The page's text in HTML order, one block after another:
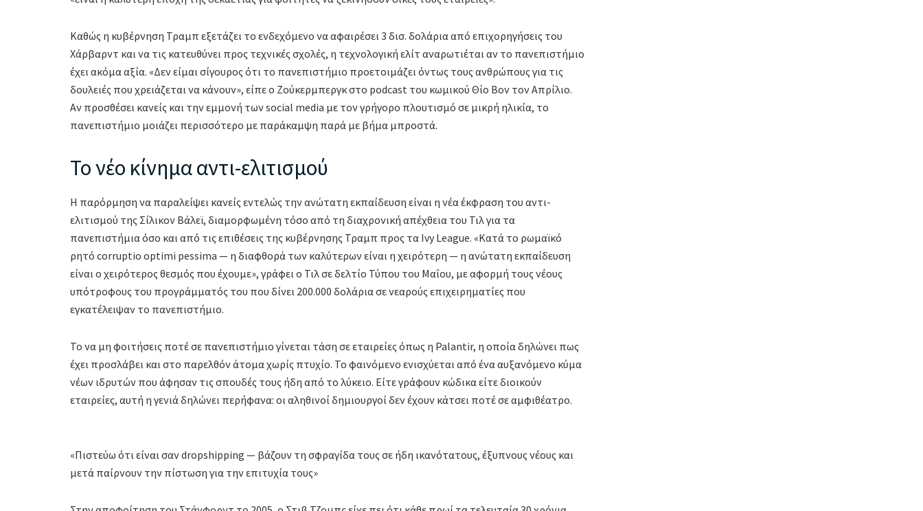
Καθώς η κυβέρνηση Τραμπ εξετάζει το ενδεχόμενο να αφαιρέσει 3 δισ. δολάρια από επιχορηγήσεις του
Χάρβαρντ και να τις κατευθύνει προς τεχνικές σχολές, η τεχνολογική ελίτ αναρωτιέται αν το πανεπιστήμιο
έχει ακόμα αξία. «Δεν είμαι σίγουρος ότι το πανεπιστήμιο προετοιμάζει όντως τους ανθρώπους για τις
δουλειές που χρειάζεται να κάνουν», είπε ο Ζούκερμπεργκ στο podcast του κωμικού Θίο Βον τον Απρίλιο.
Αν προσθέσει κανείς και την εμμονή των social media με τον γρήγορο πλουτισμό σε μικρή ηλικία, το
πανεπιστήμιο μοιάζει περισσότερο με παράκαμψη παρά με βήμα μπροστά.
Το νέο κίνημα αντι-ελιτισμού
Η παρόρμηση να παραλείψει κανείς εντελώς την ανώτατη εκπαίδευση είναι η νέα έκφραση του αντι-
ελιτισμού της Σίλικον Βάλεϊ, διαμορφωμένη τόσο από τη διαχρονική απέχθεια του Τιλ για τα
πανεπιστήμια όσο και από τις επιθέσεις της κυβέρνησης Τραμπ προς τα Ivy League. «Κατά το ρωμαϊκό
ρητό corruptio optimi pessima — η διαφθορά των καλύτερων είναι η χειρότερη — η ανώτατη εκπαίδευση
είναι ο χειρότερος θεσμός που έχουμε», γράφει ο Τιλ σε δελτίο Τύπου του Μαΐου, με αφορμή τους νέους
υπότροφους του προγράμματός του που δίνει 200.000 δολάρια σε νεαρούς επιχειρηματίες που
εγκατέλειψαν το πανεπιστήμιο.
Το να μη φοιτήσεις ποτέ σε πανεπιστήμιο γίνεται τάση σε εταιρείες όπως η Palantir, η οποία δηλώνει πως
έχει προσλάβει και στο παρελθόν άτομα χωρίς πτυχίο. Το φαινόμενο ενισχύεται από ένα αυξανόμενο κύμα
νέων ιδρυτών που άφησαν τις σπουδές τους ήδη από το λύκειο. Είτε γράφουν κώδικα είτε διοικούν
εταιρείες, αυτή η γενιά δηλώνει περήφανα: οι αληθινοί δημιουργοί δεν έχουν κάτσει ποτέ σε αμφιθέατρο.
«Πιστεύω ότι είναι σαν dropshipping — βάζουν τη σφραγίδα τους σε ήδη ικανότατους, έξυπνους νέους και
μετά παίρνουν την πίστωση για την επιτυχία τους»